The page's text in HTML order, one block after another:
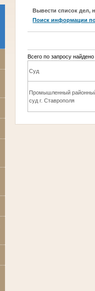
Вывести список дел,
Поиск информации
Всего по запросу
Суд
Промышленный
суд г. Ставрополя